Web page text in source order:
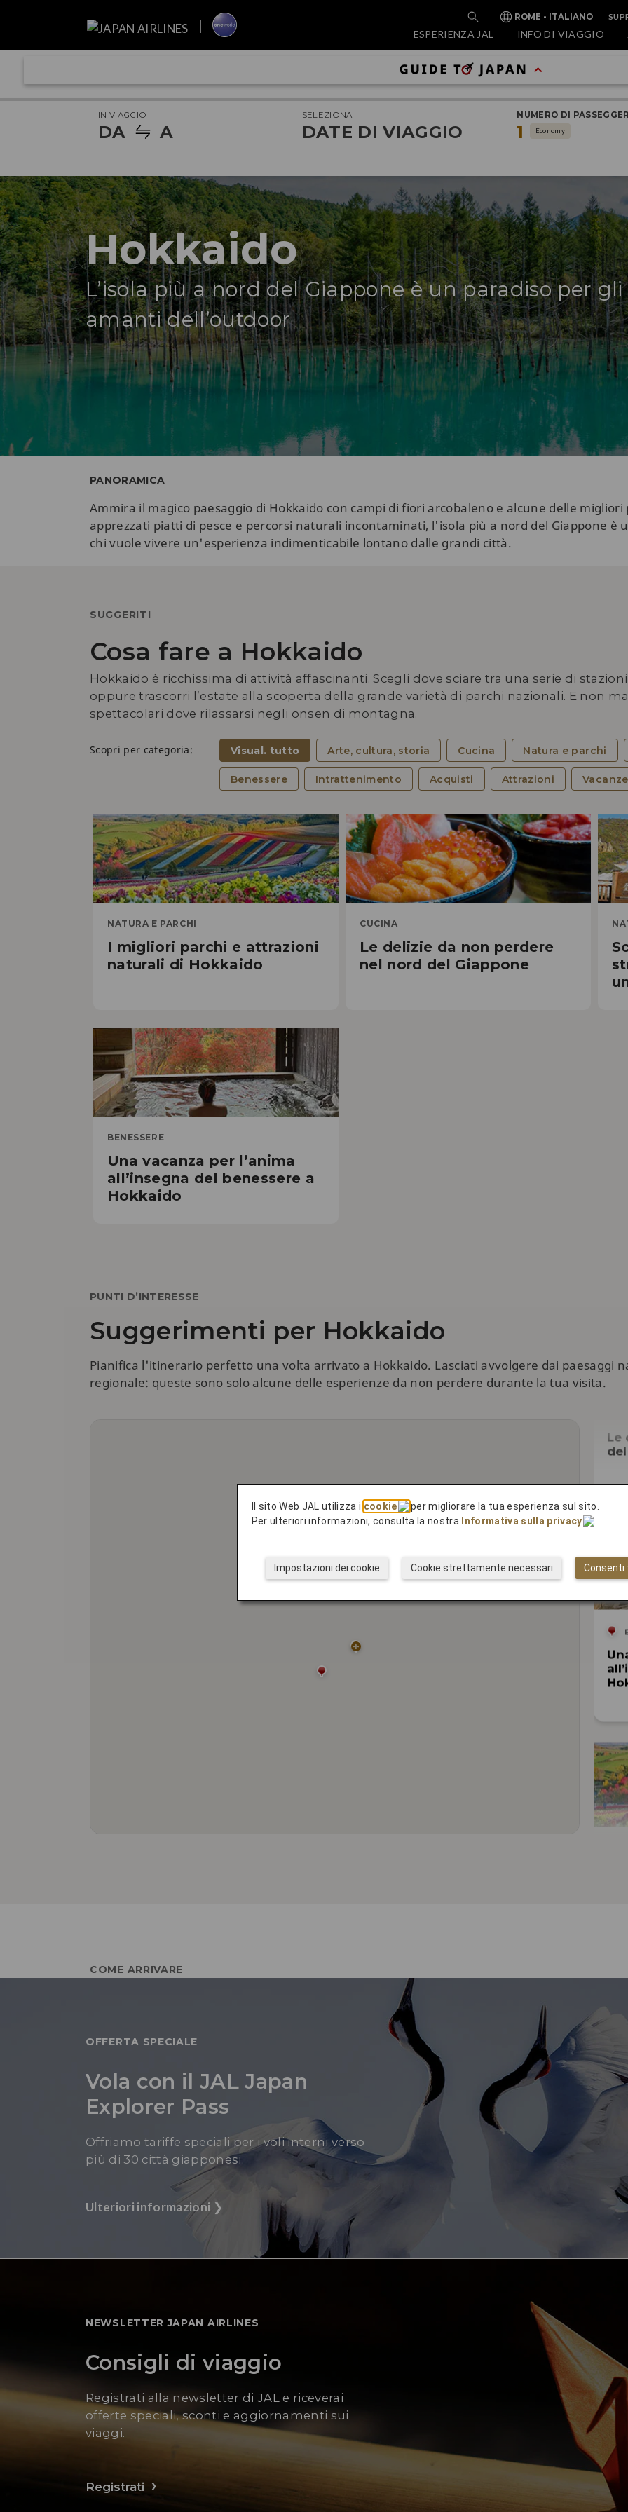
ROME - ITALIANO
ESPERIENZA JAL INFO DI VIAGGIO
IN VIAGGIO
DA A
SELEZIONA
DATE DI VIAGGIO
NUMERO DI PASSEGGERI
1 Economy
Hokkaido
L’isola più a nord del Giappone è un paradiso per gli
amanti dell’outdoor
PANORAMICA
Ammira il magico paesaggio di Hokkaido con campi di fiori arcobaleno e alcune delle migliori
apprezzati piatti di pesce e percorsi naturali incontaminati, l'isola più a nord del Giappone è
chi vuole vivere un'esperienza indimenticabile lontano dalle grandi città.
SUGGERITI
Cosa fare a Hokkaido
Hokkaido è ricchissima di attività affascinanti. Scegli dove sciare tra una serie di
oppure trascorri l’estate alla scoperta della grande varietà di parchi nazionali. E non
spettacolari dove rilassarsi negli onsen di montagna.
Scopri per categoria: Visual. tutto Arte, cultura, storia Cucina Natura e parchi
Benessere Intrattenimento Acquisti Attrazioni Vacanze
NATURA E PARCHI
I migliori parchi e attrazioni
naturali di Hokkaido
CUCINA
Le delizie da non perdere
nel nord del Giappone
BENESSERE
Una vacanza per l’anima
all’insegna del benessere a
Hokkaido
PUNTI D’INTERESSE
Suggerimenti per Hokkaido
Pianifica l'itinerario perfetto una volta arrivato a Hokkaido. Lasciati avvolgere dai paesaggi
regionale: queste sono solo alcune delle esperienze da non perdere durante la tua visita.
Le
COME ARRIVARE
OFFERTA SPECIALE
Vola con il JAL Japan
Explorer Pass
Offriamo tariffe speciali per i voli interni verso
più di 30 città giapponesi.
Ulteriori informazioni ❯
NEWSLETTER JAPAN AIRLINES
Consigli di viaggio
Registrati alla newsletter di JAL e riceverai
offerte speciali, sconti e aggiornamenti sui
viaggi.
Registrati
Il sito Web JAL utilizza i cookie
per migliorare la tua esperienza sul sito.
Per ulteriori informazioni, consulta la nostra Informativa sulla privacy .
Consenti
Cookie strettamente necessari
Impostazioni dei cookie